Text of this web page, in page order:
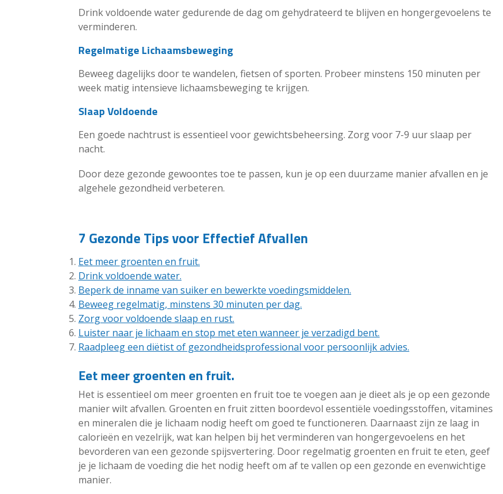
Drink voldoende water gedurende de dag om gehydrateerd te blijven en hongergevoelens te
verminderen.
Regelmatige Lichaamsbeweging
Beweeg dagelijks door te wandelen, fietsen of sporten. Probeer minstens 150 minuten per
week matig intensieve lichaamsbeweging te krijgen.
Slaap Voldoende
Een goede nachtrust is essentieel voor gewichtsbeheersing. Zorg voor 7-9 uur slaap per
nacht.
Door deze gezonde gewoontes toe te passen, kun je op een duurzame manier afvallen en je
algehele gezondheid verbeteren.
7 Gezonde Tips voor Effectief Afvallen
Eet meer groenten en fruit.
Drink voldoende water.
Beperk de inname van suiker en bewerkte voedingsmiddelen.
Beweeg regelmatig, minstens 30 minuten per dag.
Zorg voor voldoende slaap en rust.
Luister naar je lichaam en stop met eten wanneer je verzadigd bent.
Raadpleeg een diëtist of gezondheidsprofessional voor persoonlijk advies.
Eet meer groenten en fruit.
Het is essentieel om meer groenten en fruit toe te voegen aan je dieet als je op een gezonde
manier wilt afvallen. Groenten en fruit zitten boordevol essentiële voedingsstoffen, vitamines
en mineralen die je lichaam nodig heeft om goed te functioneren. Daarnaast zijn ze laag in
calorieën en vezelrijk, wat kan helpen bij het verminderen van hongergevoelens en het
bevorderen van een gezonde spijsvertering. Door regelmatig groenten en fruit te eten, geef
je je lichaam de voeding die het nodig heeft om af te vallen op een gezonde en evenwichtige
manier.